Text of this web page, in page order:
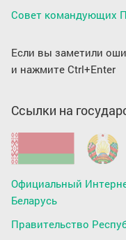
Совет командующих
Если вы заметили
и нажмите Ctrl+Enter
Ссылки на
Официальный
Беларусь
Правительство